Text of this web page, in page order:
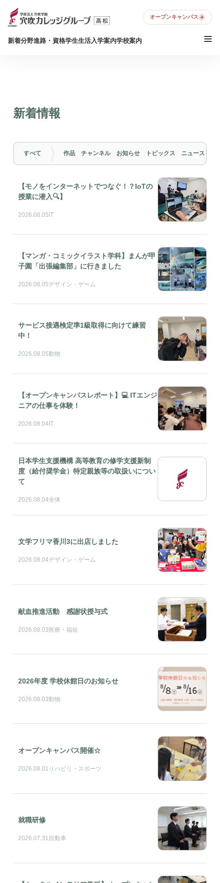
新着分野進路・資格学生生活入学案内学校案内
オープンキャンパス
新着情報
すべて 作品 チャンネル お知らせ トピックス ニュースリリ
【モノをインターネットでつなぐ！？IoTの
授業に潜入🔍】
2026.08.05 IT
【マンガ・コミックイラスト学科】まんが甲
子園「出張編集部」に行きました
2026.08.05デザイン・ゲーム
サービス接遇検定準1級取得に向けて練習
中！
2026.08.05動物
【オープンキャンパスレポート】💻 ITエンジ
ニアの仕事を体験！
2026.08.04IT
日本学生支援機構 高等教育の修学支援新制
度（給付奨学金）特定親族等の取扱いについ
て
2026.08.04全体
文学フリマ香川3に出店しました
2026.08.04デザイン・ゲーム
献血推進活動 感謝状授与式
2026.08.03医療・福祉
2026年度 学校休館日のお知らせ
2026.08.03動物
オープンキャンパス開催☆
2026.08.01 リハビリ・スポーツ
就職研修
2026.07.31自動車